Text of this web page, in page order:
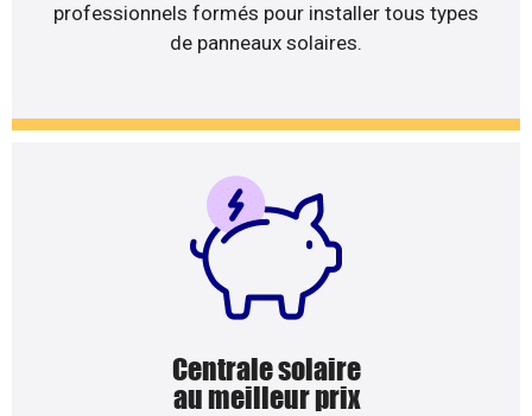
professionnels formés pour installer tous types
de panneaux solaires.
Centrale solaire
au meilleur prix